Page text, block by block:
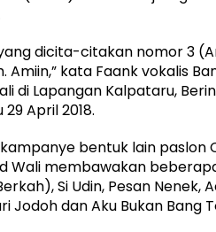
dicita-citakan nomor 3
Amiin,” kata Faank vokalis
di Lapangan Kalpataru,
April 2018.
bentuk lain paslon
Wali membawakan
Si Udin, Pesan Nenek,
Jodoh dan Aku Bukan Bang